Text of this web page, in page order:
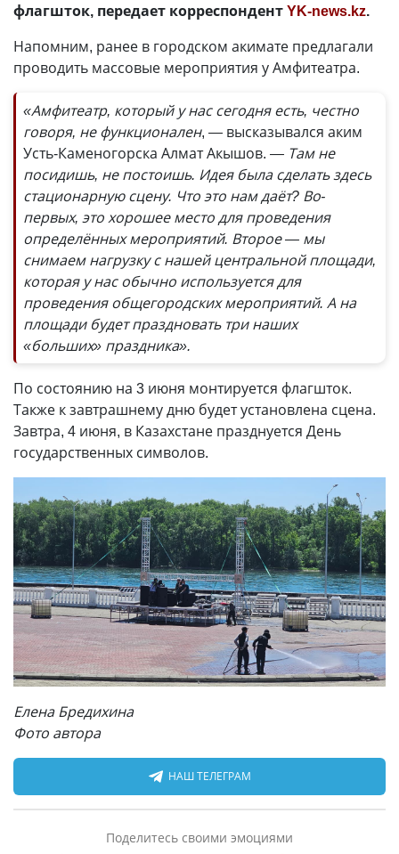
флагшток, передает корреспондентYK-news.kz.
Напомним, ранее в городском акимате предлагали
проводить массовые мероприятия у Амфитеатра.
«Амфитеатр, который у нас сегодня есть, честно
говоря, не функционален, — высказывался аким
Усть-Каменогорска Алмат Акышов. — Там не
посидишь, не постоишь. Идея была сделать здесь
стационарную сцену. Что это нам даёт? Во-
первых, это хорошее место для проведения
определённых мероприятий. Второе — мы
снимаем нагрузку с нашей центральной площади,
которая у нас обычно используется для
проведения общегородских мероприятий. А на
площади будет праздновать три наших
«больших» праздника».
По состоянию на 3 июня монтируется флагшток.
Также к завтрашнему дню будет установлена сцена.
Завтра, 4 июня, в Казахстане празднуется День
государственных символов.
Елена Бредихина
Фото автора
НАШ ТЕЛЕГРАМ
Поделитесь своими эмоциями